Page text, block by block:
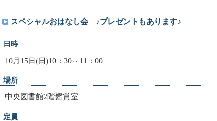
スペシャルおはなし会 ♪プレゼントもあります♪
日時
10月15日(日)10：30～11：00
場所
中央図書館2階鑑賞室
定員